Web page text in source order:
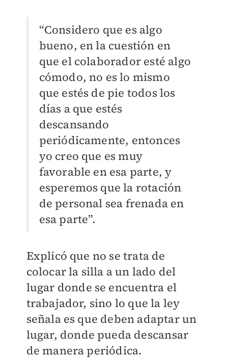
“Considero que es algo
bueno, en la cuestión en
que el colaborador esté algo
cómodo, no es lo mismo
que estés de pie todos los
días a que estés
descansando
periódicamente, entonces
yo creo que es muy
favorable en esa parte, y
esperemos que la rotación
de personal sea frenada en
esa parte”.
Explicó que no se trata de
colocar la silla a un lado del
lugar donde se encuentra el
trabajador, sino lo que la ley
señala es que deben adaptar un
lugar, donde pueda descansar
de manera periódica.